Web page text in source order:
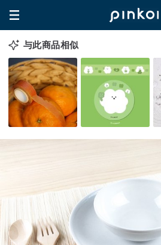
与此商品相似